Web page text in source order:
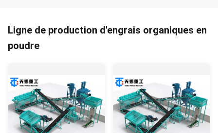
Ligne de production d'engrais organiques en
poudre